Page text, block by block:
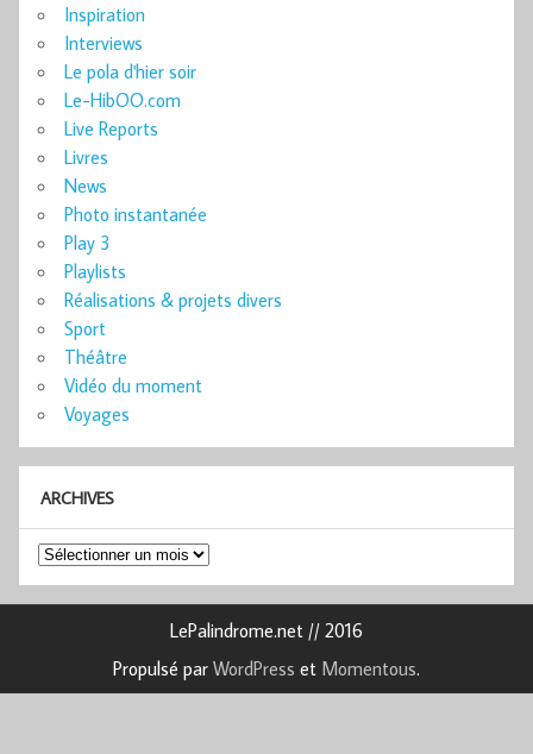
Inspiration
Interviews
Le pola d'hier soir
Le-HibOO.com
Live Reports
Livres
News
Photo instantanée
Play 3
Playlists
Réalisations & projets divers
Sport
Théâtre
Vidéo du moment
Voyages
ARCHIVES
Archives
LePalindrome.net // 2016
Propulsé par WordPress et Momentous.